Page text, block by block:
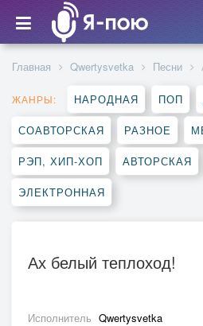
Главная Qwertysvetka Песни
ЖАНРЫ: НАРОДНАЯ ПОП
СОАВТОРСКАЯ РАЗНОЕ
РЭП, ХИП-ХОП АВТОРСКАЯ
ЭЛЕКТРОННАЯ
Ах белый теплоход!
Исполнитель Qwertysvetka